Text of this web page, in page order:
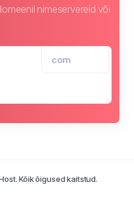
nimeservereid või
Kõik õigused kaitstud.